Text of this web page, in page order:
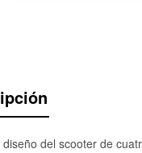
diseño del scooter de